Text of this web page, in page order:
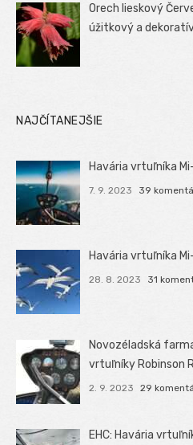
Orech lieskový
úžitkový a
NAJČÍTANEJŠIE
Havária vrtuľníka
7. 9. 2023 39
Havária vrtuľníka
28. 8. 2023 31
Novozéladská
vrtuľníky Robinson
2. 9. 2023 29
EHC: Havária